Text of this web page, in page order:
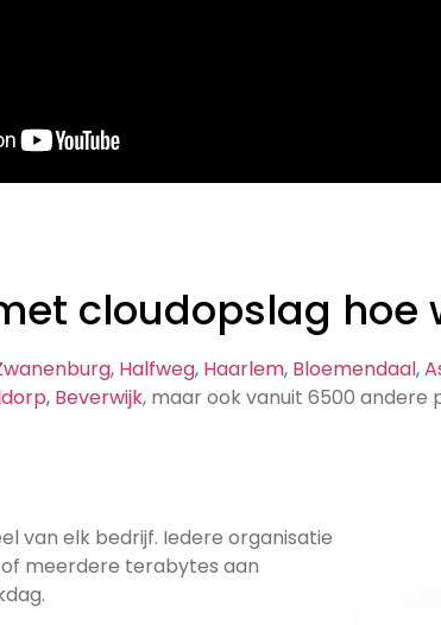
cloudopslag hoe
, Halfweg, Haarlem, Bloemendaal,
, Beverwijk , maar ook vanuit 6500
van elk bedrijf. Iedere organisatie